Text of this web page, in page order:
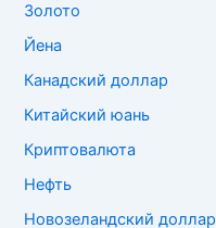
Золото
Йена
Канадский доллар
Китайский юань
Криптовалюта
Нефть
Новозеландский доллар